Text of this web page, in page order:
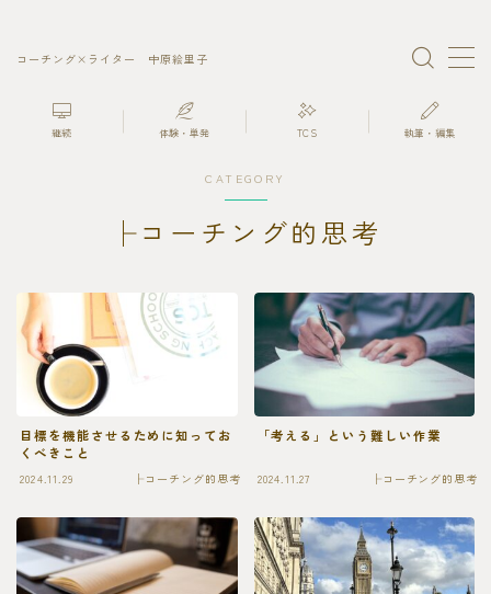
コーチング×ライター 中原絵里子
ライティングコーチ
継続セッション
継続 体験・単発 TCS 執筆・編集
CATEGORY
├コーチング的思考
目標を機能させるために知ってお
くべきこと
2024.11.29 ├コーチング的思考
「考える」という難しい作業
2024.11.27 ├コーチング的思考